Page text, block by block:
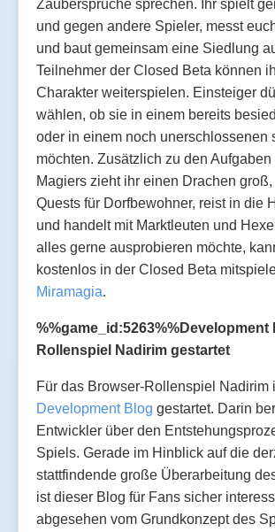
Zaubersprüche sprechen. Ihr spielt
und gegen andere Spieler, messt
und baut gemeinsam eine Siedlung
Teilnehmer der Closed Beta können
Charakter weiterspielen. Einsteiger
wählen, ob sie in einem bereits
oder in einem noch unerschlossenen
möchten. Zusätzlich zu den
Magiers zieht ihr einen Drachen
Quests für Dorfbewohner, reist in die
und handelt mit Marktleuten und
alles gerne ausprobieren möchte,
kostenlos in der Closed Beta
Miramagia.
%%game_id:5263%%Development
Rollenspiel Nadirim gestartet
Für das Browser-Rollenspiel Nadirim
Development Blog gestartet. Darin
Entwickler über den
Spiels. Gerade im Hinblick auf die
stattfindende große Überarbeitung
ist dieser Blog für Fans sicher
abgesehen vom Grundkonzept des